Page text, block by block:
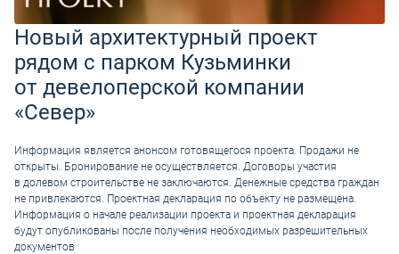
Новый архитектурный проект
рядом с парком Кузьминки
от девелоперской компании
«Север»
Информация является анонсом готовящегося проекта. Продажи не
открыты. Бронирование не осуществляется. Договоры участия
в долевом строительстве не заключаются. Денежные средства граждан
не привлекаются. Проектная декларация по объекту не размещена.
Информация о начале реализации проекта и проектная декларация
будут опубликованы после получения необходимых разрешительных
документов